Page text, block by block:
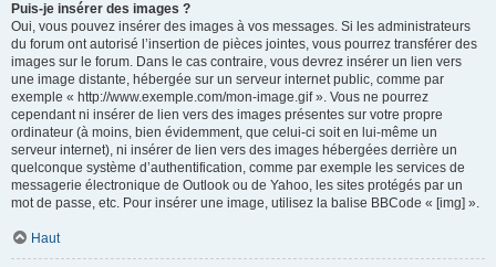
Puis-je insérer des images ?
Oui, vous pouvez insérer des images à vos messages. Si les administrateurs
du forum ont autorisé l’insertion de pièces jointes, vous pourrez transférer des
images sur le forum. Dans le cas contraire, vous devrez insérer un lien vers
une image distante, hébergée sur un serveur internet public, comme par
exemple « http://www.exemple.com/mon-image.gif ». Vous ne pourrez
cependant ni insérer de lien vers des images présentes sur votre propre
ordinateur (à moins, bien évidemment, que celui-ci soit en lui-même un
serveur internet), ni insérer de lien vers des images hébergées derrière un
quelconque système d’authentification, comme par exemple les services de
messagerie électronique de Outlook ou de Yahoo, les sites protégés par un
mot de passe, etc. Pour insérer une image, utilisez la balise BBCode « [img] ».
Haut